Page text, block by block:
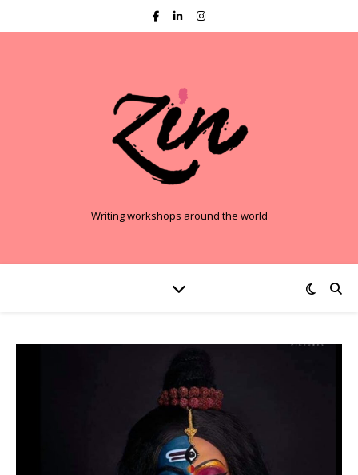
Writing workshops around the world